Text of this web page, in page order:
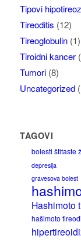
Tipovi
Tireoditis (12)
Tireoglobulin(1)
Tiroidni kancer
Tumori(8)
Uncategorized
TAGOVI
bolesti štitaste
depresija
gravesova bolest
Hashimoto
hašimoto